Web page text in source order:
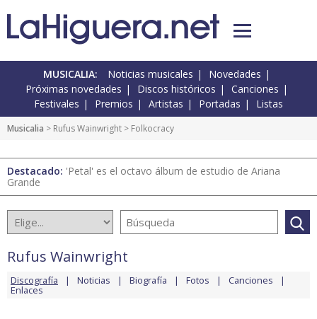
MUSICALIA: Noticias musicales
Novedades
Próximas novedades
Discos históricos
Canciones
Festivales
Premios Artistas Portadas Listas
Musicalia > Rufus Wainwright > Folkocracy
Destacado: 'Petal' es el octavo álbum de estudio de Ariana
Grande
Rufus Wainwright
Discografía Noticias Biografía Fotos Canciones
Enlaces